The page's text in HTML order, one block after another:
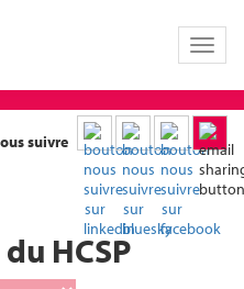
Toggle
suivre
HCSP